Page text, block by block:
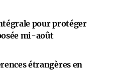
pour protéger
mi-août
étrangères en